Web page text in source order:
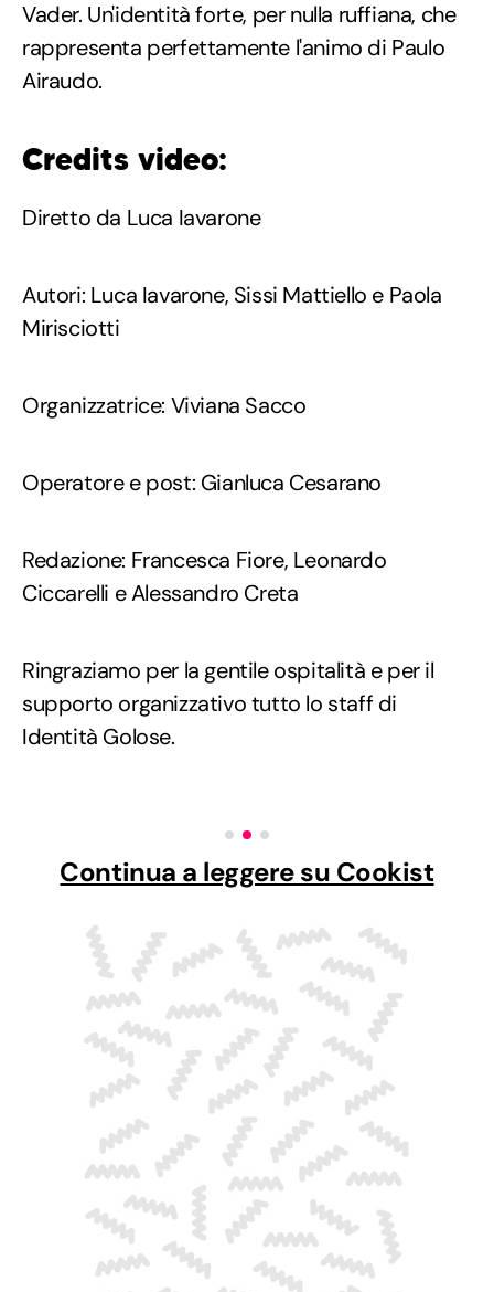
Vader. Un'identità forte, per nulla ruffiana, che
rappresenta perfettamente l'animo di Paulo
Airaudo.
Credits video:
Diretto da Luca Iavarone
Autori: Luca Iavarone, Sissi Mattiello e Paola
Mirisciotti
Organizzatrice: Viviana Sacco
Operatore e post: Gianluca Cesarano
Redazione: Francesca Fiore, Leonardo
Ciccarelli e Alessandro Creta
Ringraziamo per la gentile ospitalità e per il
supporto organizzativo tutto lo staff di
Identità Golose.
Continua a leggere su Cookist